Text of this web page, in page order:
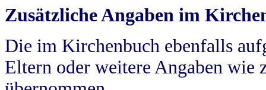
Zusätzliche Angaben im
Die im Kirchenbuch ebenfalls
Eltern oder weitere Angaben wie